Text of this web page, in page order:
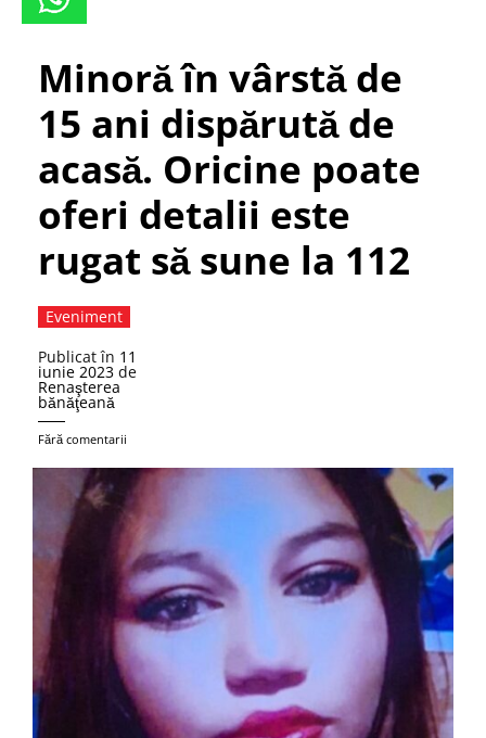
Minoră în vârstă de
15 ani dispărută de
acasă. Oricine poate
oferi detalii este
rugat să sune la 112
Eveniment
Publicat în 11
iunie 2023 de
Renaşterea
bănăţeană
Fără comentarii